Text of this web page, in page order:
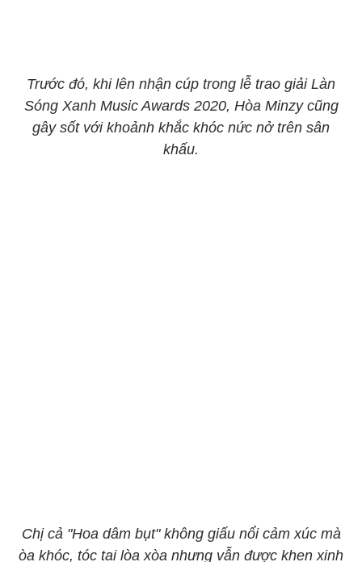
Trước đó, khi lên nhận cúp trong lễ trao giải Làn
Sóng Xanh Music Awards 2020, Hòa Minzy cũng
gây sốt với khoảnh khắc khóc nức nở trên sân
khấu.
Chị cả "Hoa dâm bụt" không giấu nổi cảm xúc mà
òa khóc, tóc tai lòa xòa nhưng vẫn được khen xinh